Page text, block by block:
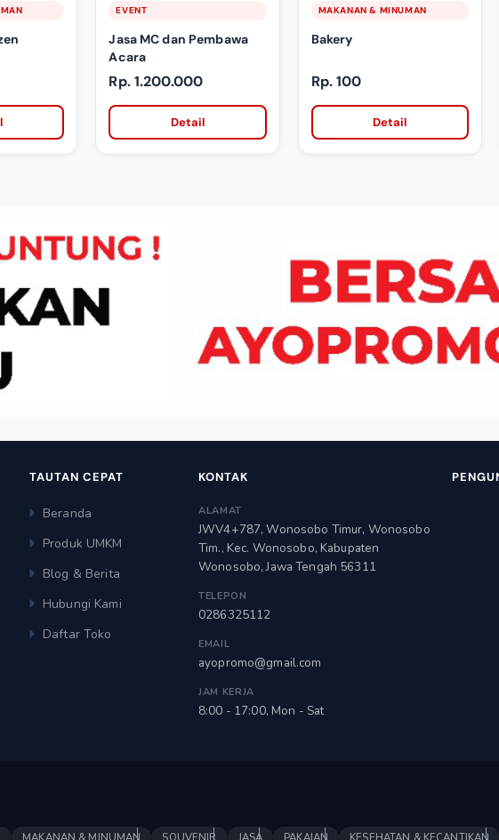
EVENT
Jasa MC dan Pembawa
Acara
Rp. 1.200.000
Detail
MAKANAN & MINUMAN
Bakery
Rp. 100
Detail
TAUTAN CEPAT
Beranda
Produk UMKM
Blog & Berita
Hubungi Kami
Daftar Toko
KONTAK
ALAMAT
JWV4+787, Wonosobo Timur, Wonosobo
Tim., Kec. Wonosobo, Kabupaten
Wonosobo, Jawa Tengah 56311
TELEPON
0286325112
EMAIL
ayopromo@gmail.com
JAM KERJA
8:00 - 17:00, Mon - Sat
MAKANAN & MINUMAN SOUVENIR JASA PAKAIAN KESEHATAN & KECANTIKAN